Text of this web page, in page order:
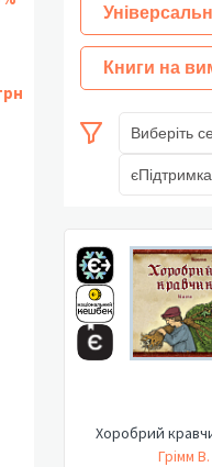
Книги на
Виберіть
єПідтримка
Хоробрий
Грімм В.